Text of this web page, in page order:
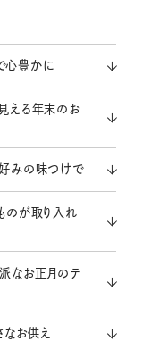
心豊かに
える年末のお
みの味つけで
のが取り入れ
なお正月のテ
お供え